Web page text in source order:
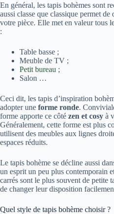
En général, les tapis bohèmes sont
aussi classe que classique permet
votre pièce. Elle met en valeur tous
:
Table basse ;
Meuble de TV ;
Petit bureau ;
Salon …
Ceci dit, les tapis d’inspiration
adopter une forme ronde.
forme apporte ce côté zen et cosy à
Généralement, cette forme est plus
utilisent des meubles aux lignes
espaces réduits.
Le tapis bohème se décline aussi
un esprit un peu plus contemporain
carrés sont le plus souvent de petite
de changer leur disposition
Quel style de tapis bohème choisir ?